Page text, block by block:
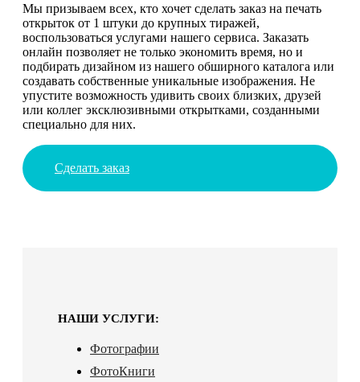
Мы призываем всех, кто хочет сделать заказ на печать
открыток от 1 штуки до крупных тиражей,
воспользоваться услугами нашего сервиса. Заказать
онлайн позволяет не только экономить время, но и
подбирать дизайном из нашего обширного каталога или
создавать собственные уникальные изображения. Не
упустите возможность удивить своих близких, друзей
или коллег эксклюзивными открытками, созданными
специально для них.
Сделать заказ
НАШИ УСЛУГИ:
Фотографии
ФотоКниги